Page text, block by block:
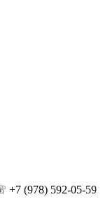
+7 (978) 592-05-59